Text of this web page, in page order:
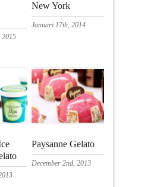
2015
New York
Januari 17th, 2014
Paysanne Gelato
December 2nd, 2013